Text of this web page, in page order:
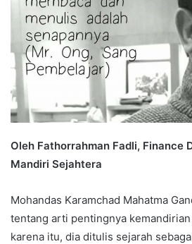
Oleh Fathorrahman Fadli, Finance
Mandiri Sejahtera
Mohandas Karamchad Mahatma
tentang arti pentingnya kemandirian
karena itu, dia ditulis sejarah